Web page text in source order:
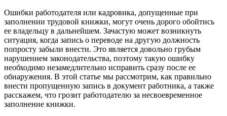
Ошибки работодателя или кадровика, допущенные при
заполнении трудовой книжки, могут очень дорого обойтись
ее владельцу в дальнейшем. Зачастую может возникнуть
ситуация, когда запись о переводе на другую должность
попросту забыли внести. Это является довольно грубым
нарушением законодательства, поэтому такую ошибку
необходимо незамедлительно исправить сразу после ее
обнаружения. В этой статье мы рассмотрим, как правильно
внести пропущенную запись в документ работника, а также
расскажем, что грозит работодателю за несвоевременное
заполнение книжки.